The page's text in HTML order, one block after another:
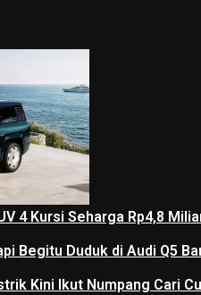
4 Kursi Seharga Rp4,8
Begitu Duduk di Audi Q5
Kini Ikut Numpang Cari